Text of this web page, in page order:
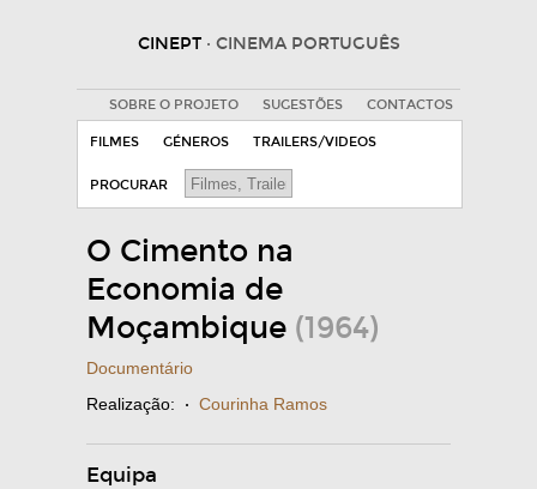
CINEPT · CINEMA PORTUGUÊS
SOBRE O PROJETO SUGESTÕES CONTACTOS
FILMES GÉNEROS TRAILERS/VIDEOS
PROCURAR
O Cimento na
Economia de
Moçambique (1964)
Documentário
Realização: · Courinha Ramos
Equipa